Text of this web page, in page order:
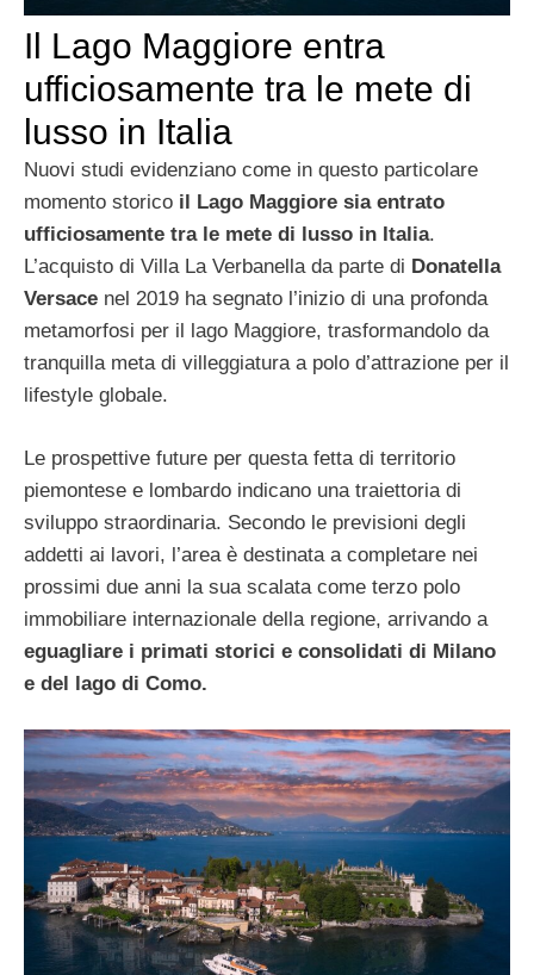
Il Lago Maggiore entra
ufficiosamente tra le mete di
lusso in Italia
Nuovi studi evidenziano come in questo particolare
momento storico il Lago Maggiore sia entrato
ufficiosamente tra le mete di lusso in Italia.
L’acquisto di Villa La Verbanella da parte di Donatella
Versace nel 2019 ha segnato l’inizio di una profonda
metamorfosi per il lago Maggiore, trasformandolo da
tranquilla meta di villeggiatura a polo d’attrazione per il
lifestyle globale.
Le prospettive future per questa fetta di territorio
piemontese e lombardo indicano una traiettoria di
sviluppo straordinaria. Secondo le previsioni degli
addetti ai lavori, l’area è destinata a completare nei
prossimi due anni la sua scalata come terzo polo
immobiliare internazionale della regione, arrivando a
eguagliare i primati storici e consolidati di Milano
e del lago di Como.